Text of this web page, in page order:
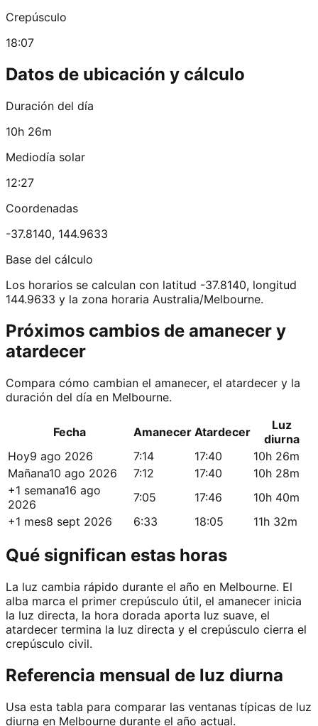
Crepúsculo
18:07
Datos de ubicación y cálculo
Duración del día
10h 26m
Mediodía solar
12:27
Coordenadas
-37.8140, 144.9633
Base del cálculo
Los horarios se calculan con latitud -37.8140, longitud
144.9633 y la zona horaria Australia/Melbourne.
Próximos cambios de amanecer y
atardecer
Compara cómo cambian el amanecer, el atardecer y la
duración del día en Melbourne.
Fecha Amanecer Atardecer
Luz
diurna
Hoy9 ago 2026 7:14 17:40
10h 26m
Mañana10 ago 2026 7:12 17:40
10h 28m
+1 semana16 ago
2026
7:05 17:46
10h 40m
+1 mes8 sept 2026 6:33 18:05 11h 32m
Qué significan estas horas
La luz cambia rápido durante el año en Melbourne. El
alba marca el primer crepúsculo útil, el amanecer inicia
la luz directa, la hora dorada aporta luz suave, el
atardecer termina la luz directa y el crepúsculo cierra el
crepúsculo civil.
Referencia mensual de luz diurna
Usa esta tabla para comparar las ventanas típicas de luz
diurna en Melbourne durante el año actual.